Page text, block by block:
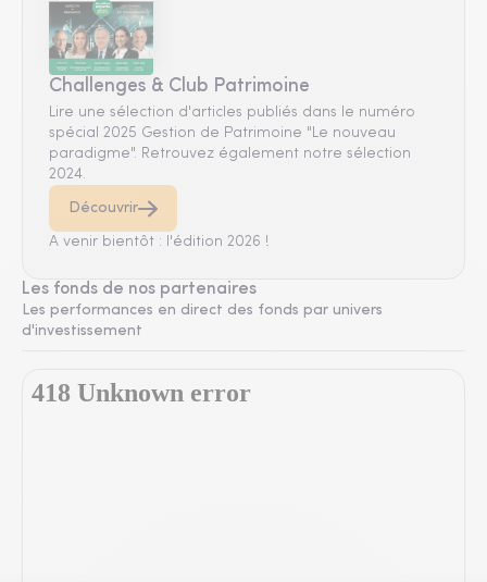
Challenges & Club Patrimoine
Lire une sélection d'articles publiés dans le numéro
spécial 2025 Gestion de Patrimoine "Le nouveau
paradigme". Retrouvez également notre sélection
2024.
Découvrir
A venir bientôt : l'édition 2026 !
Les fonds de nos partenaires
Les performances en direct des fonds par univers
d'investissement